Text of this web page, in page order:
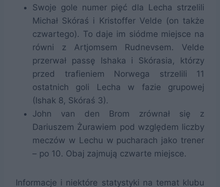
Swoje gole numer pięć dla Lecha strzelili
Michał Skóraś i Kristoffer Velde (on także
czwartego). To daje im siódme miejsce na
równi z Artjomsem Rudnevsem. Velde
przerwał passę Ishaka i Skórasia, którzy
przed trafieniem Norwega strzelili 11
ostatnich goli Lecha w fazie grupowej
(Ishak 8, Skóraś 3).
John van den Brom zrównał się z
Dariuszem Żurawiem pod względem liczby
meczów w Lechu w pucharach jako trener
– po 10. Obaj zajmują czwarte miejsce.
Informacje i niektóre statystyki na temat klubu